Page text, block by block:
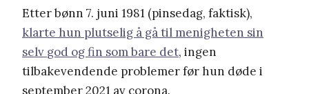
Etterbønn 7. juni 1981 (pinsedag, faktisk),
klarte hun plutselig å gå til menigheten sin
selv god og fin sombare det, ingen
tilbakevendende problemer før hun døde i
september2021 av corona.